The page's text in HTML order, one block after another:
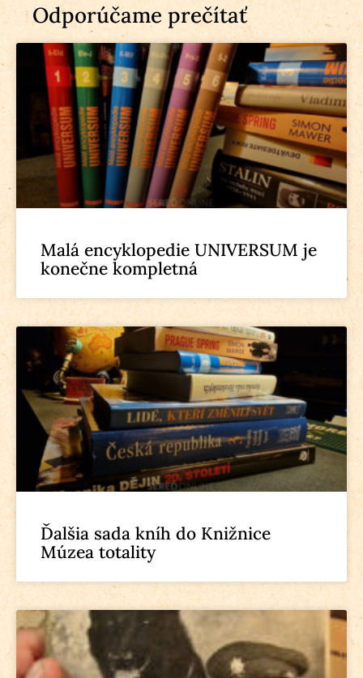
Odporúčame prečítať
Malá encyklopedie UNIVERSUM je
konečne kompletná
Ďalšia sada kníh do Knižnice
Múzea totality